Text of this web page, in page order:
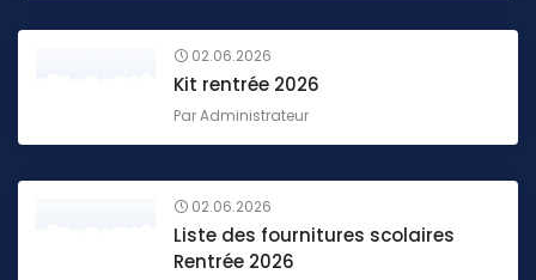
02.06.2026
Kit rentrée 2026
ParAdministrateur
02.06.2026
Liste des fournitures scolaires
Rentrée 2026